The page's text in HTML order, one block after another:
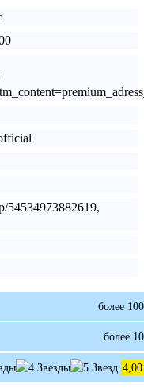
54534973882619,
более 100
более 10
4,00